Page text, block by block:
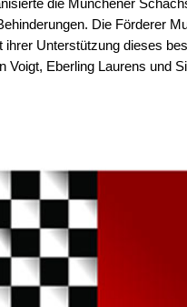
Die Förderer
Unterstützung dieses
Voigt, Eberling Laurens und